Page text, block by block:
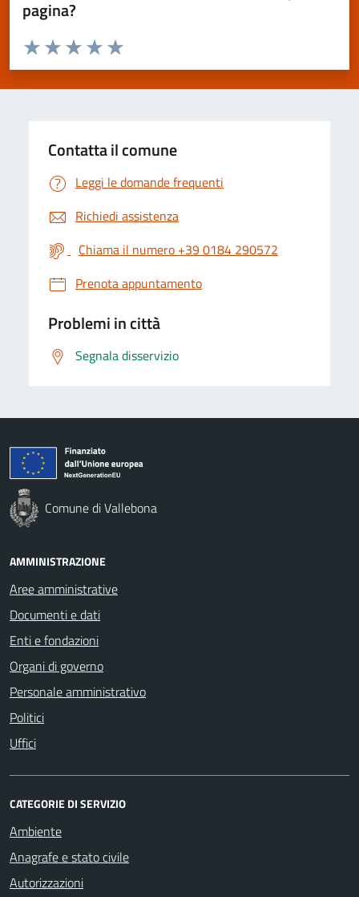
pagina?
Valuta da 1 a 5 stelle la pagina
Valuta 5 stelle su 5
Valuta 4 stelle su 5
Valuta 3 stelle su 5
Valuta 2 stelle su 5
Valuta 1 stelle su 5
Contatta il comune
Leggi le domande frequenti
Richiedi assistenza
Chiama il numero +39 0184 290572
Prenota appuntamento
Problemi in città
Segnala disservizio
Comune di Vallebona
AMMINISTRAZIONE
Aree amministrative
Documenti e dati
Enti e fondazioni
Organi di governo
Personale amministrativo
Politici
Uffici
CATEGORIE DI SERVIZIO
Ambiente
Anagrafe e stato civile
Autorizzazioni